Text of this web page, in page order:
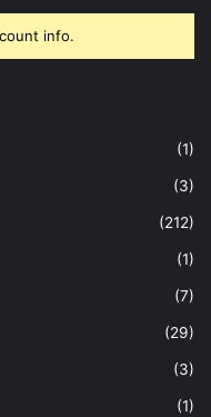
info.
(1)
(3)
(212)
(1)
(7)
(29)
(3)
(1)